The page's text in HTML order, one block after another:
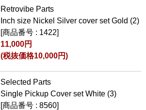
Retrovibe Parts
Inch size Nickel Silver cover set Gold (2)
[商品番号 : 1422]
11,000円
(税抜価格10,000円)
Selected Parts
Single Pickup Cover set White (3)
[商品番号 : 8560]